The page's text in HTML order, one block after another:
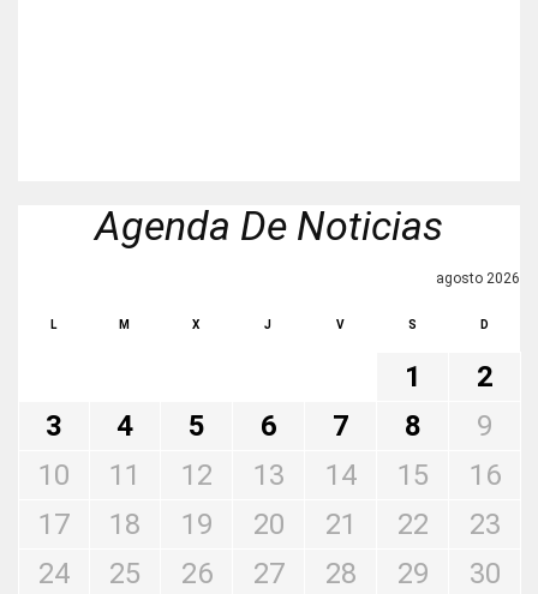
Agenda De Noticias
agosto 2026
L M X J V S D
1
2
3
4 5 6 7 8
9
10
11 12 13 14 15
16
17
18 19 20 21 22
23
24
25 26 27 28 29
30